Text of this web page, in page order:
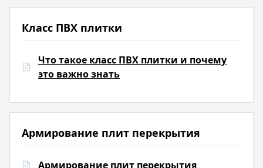
Класс ПВХ плитки
Что такое класс ПВХ плитки и почему
это важно знать
Армирование плит перекрытия
Армирование плит перекрытия